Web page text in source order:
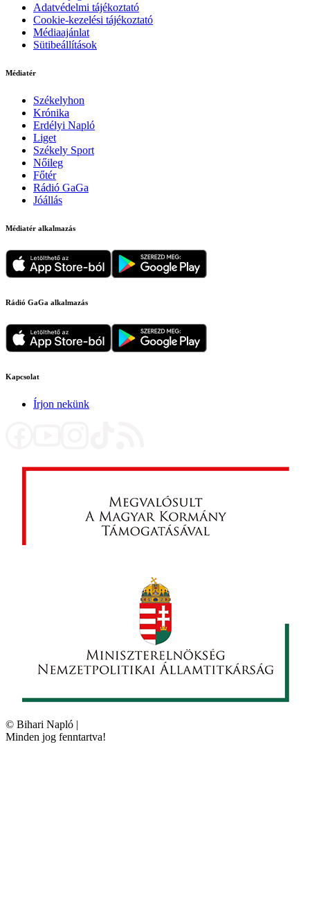
Adatvédelmi tájékoztató
Cookie-kezelési tájékoztató
Médiaajánlat
Sütibeállítások
Médiatér
Székelyhon
Krónika
Erdélyi Napló
Liget
Székely Sport
Nőileg
Főtér
Rádió GaGa
Jóállás
Médiatér alkalmazás
Rádió GaGa alkalmazás
Kapcsolat
Írjon nekünk
© Bihari Napló |
Minden jog fenntartva!